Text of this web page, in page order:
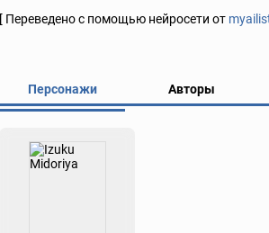
[ Переведено с помощью нейросети от
Персонажи Авторы